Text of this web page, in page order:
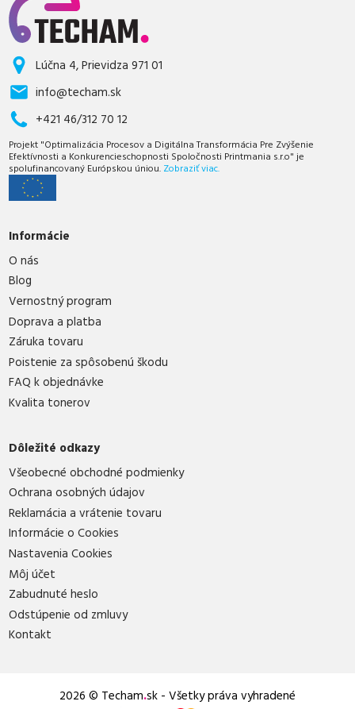
Lúčna 4, Prievidza 971 01
info@techam.sk
+421 46/312 70 12
Projekt "Optimalizácia Procesov a Digitálna Transformácia Pre Zvýšenie
Efektívnosti a Konkurencieschopnosti Spoločnosti Printmania s.r.o" je
spolufinancovaný Európskou úniou. Zobraziť viac.
Informácie
O nás
Blog
Vernostný program
Doprava a platba
Záruka tovaru
Poistenie za spôsobenú škodu
FAQ k objednávke
Kvalita tonerov
Dôležité odkazy
Všeobecné obchodné podmienky
Ochrana osobných údajov
Reklamácia a vrátenie tovaru
Informácie o Cookies
Nastavenia Cookies
Môj účet
Zabudnuté heslo
Odstúpenie od zmluvy
Kontakt
2026 © Techam.sk - Všetky práva vyhradené